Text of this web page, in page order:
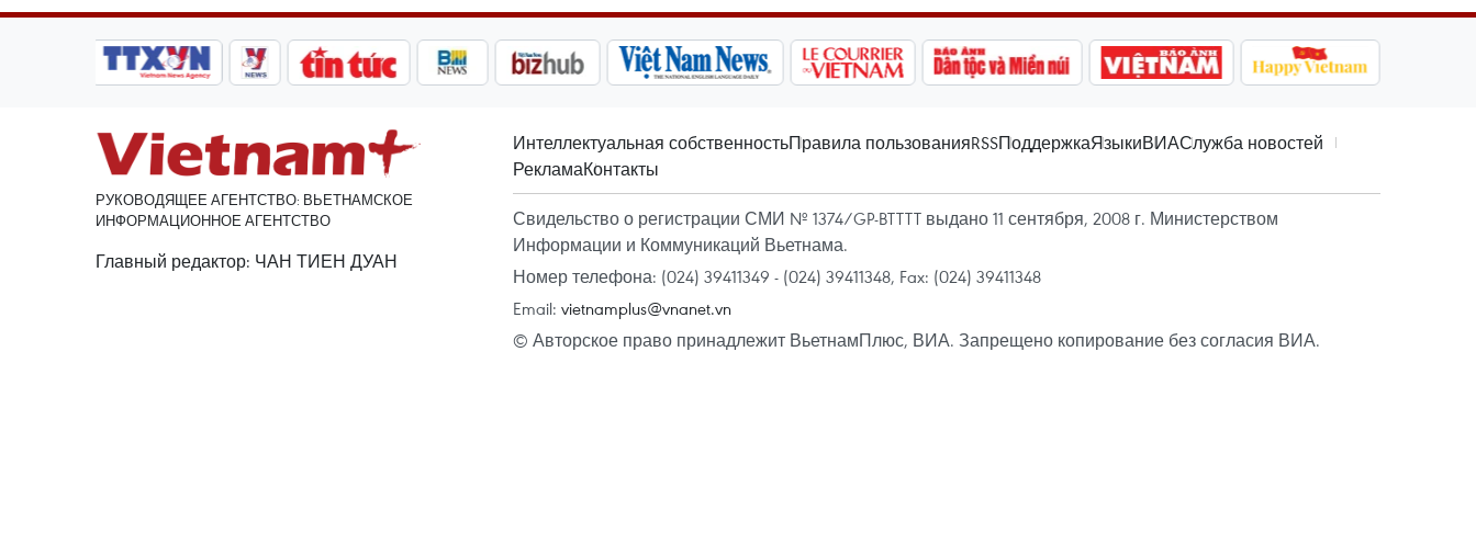
РУКОВОДЯЩЕЕ АГЕНТСТВО: ВЬЕТНАМСКОЕ
ИНФОРМАЦИОННОЕ АГЕНТСТВО
Главный редактор: ЧАН ТИЕН ДУАН
Интеллектуальная собственностьПравила пользованияRSSПоддержкаЯзыкиВИАСлужба новостей
РекламаКонтакты
Свидельство о регистрации СМИ № 1374/GP-BTTTT выдано 11 сентября, 2008 г. Министерством
Информации и Коммуникаций Вьетнама.
Номер телефона: (024) 39411349 - (024) 39411348, Fax: (024) 39411348
Email: vietnamplus@vnanet.vn
© Авторское право принадлежит ВьетнамПлюс, ВИА. Запрещено копирование без согласия ВИА.